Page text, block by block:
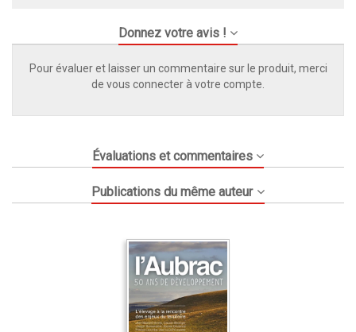
Donnez votre avis !
Pour évaluer et laisser un commentaire sur le produit, merci
de vous connecter à votre compte.
Évaluations et commentaires
Publications du même auteur